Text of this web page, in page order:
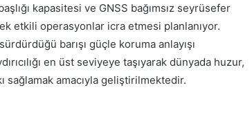
kapasitesi ve GNSS bağımsız seyrüsefer
etkili operasyonlar icra etmesi planlanıyor.
barışı güçle koruma anlayışı
en üst seviyeye taşıyarak dünyada huzur,
sağlamak amacıyla geliştirilmektedir.